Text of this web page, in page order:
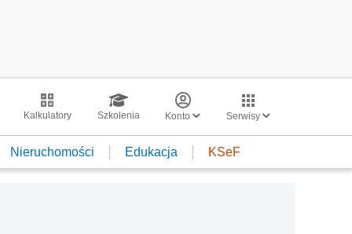
Kalkulatory Szkolenia Konto Serwisy
Nieruchomości Edukacja KSeF